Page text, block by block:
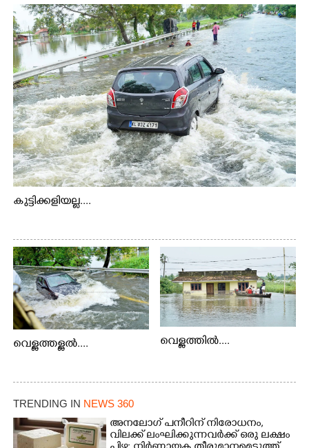
കുട്ടിക്കളിയല്ല....
വെള്ളത്തള്ളൽ.... വെള്ളത്തിൽ....
TRENDING IN NEWS 360
അനലോഗ് പനീറിന് നിരോധനം,
വിലക്ക് ലംഘിക്കുന്നവർക്ക് ഒരു ലക്ഷം